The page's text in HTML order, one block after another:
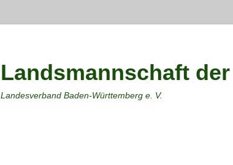
Landsmannschaft
Landesverband Baden-Württemberg e. V.